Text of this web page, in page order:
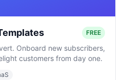
FREE
Onboard new subscribers,
customers from day one.